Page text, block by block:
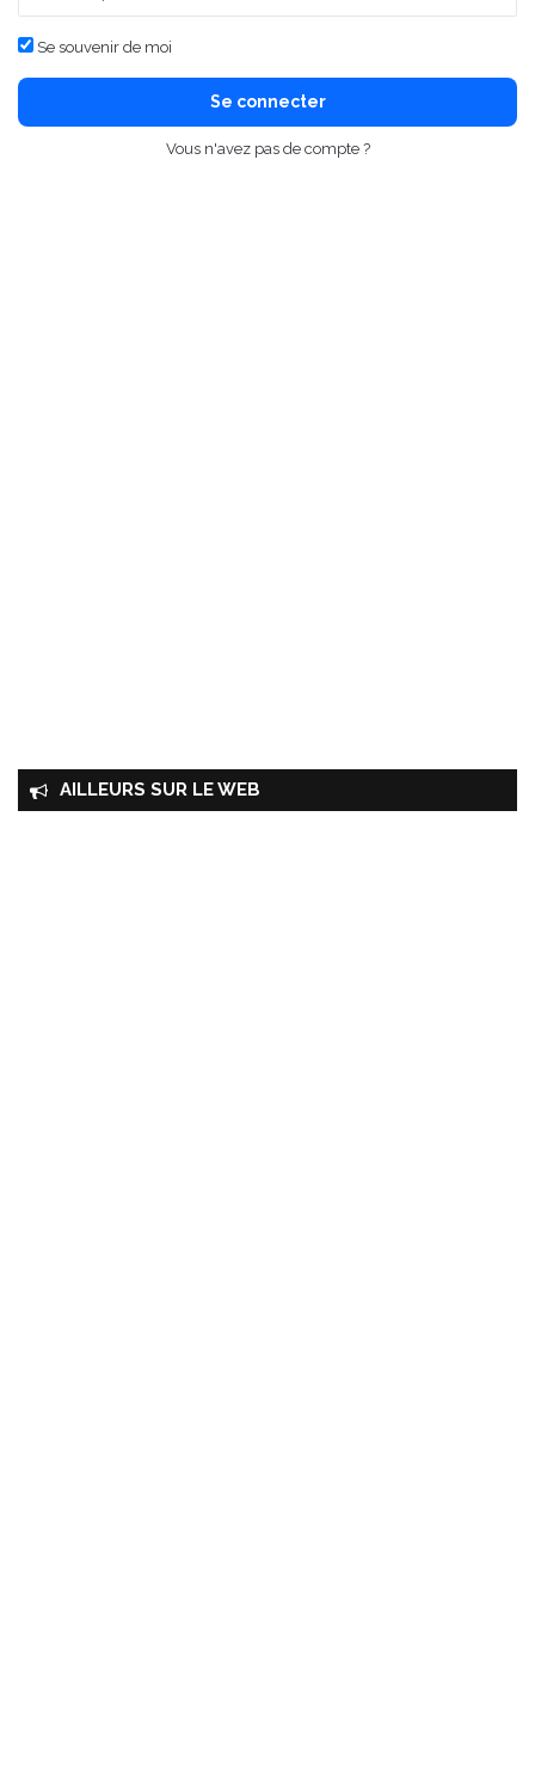
Se souvenir de moi
Se connecter
Vous n'avez pas de compte ?
AILLEURS SUR LE WEB